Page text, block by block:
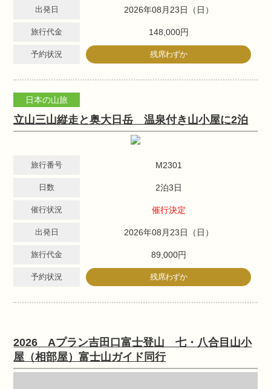
出発日 2026年08月23日（日）
旅行代金 148,000円
予約状況 残席わずか
日本の山旅
立山三山縦走と奥大日岳 温泉付き山小屋に2泊
旅行番号 M2301
日数 2泊3日
催行状況 催行決定
出発日 2026年08月23日（日）
旅行代金 89,000円
予約状況 残席わずか
2026 Aプラン吉田口富士登山 七・八合目山小
屋（相部屋）富士山ガイド同行